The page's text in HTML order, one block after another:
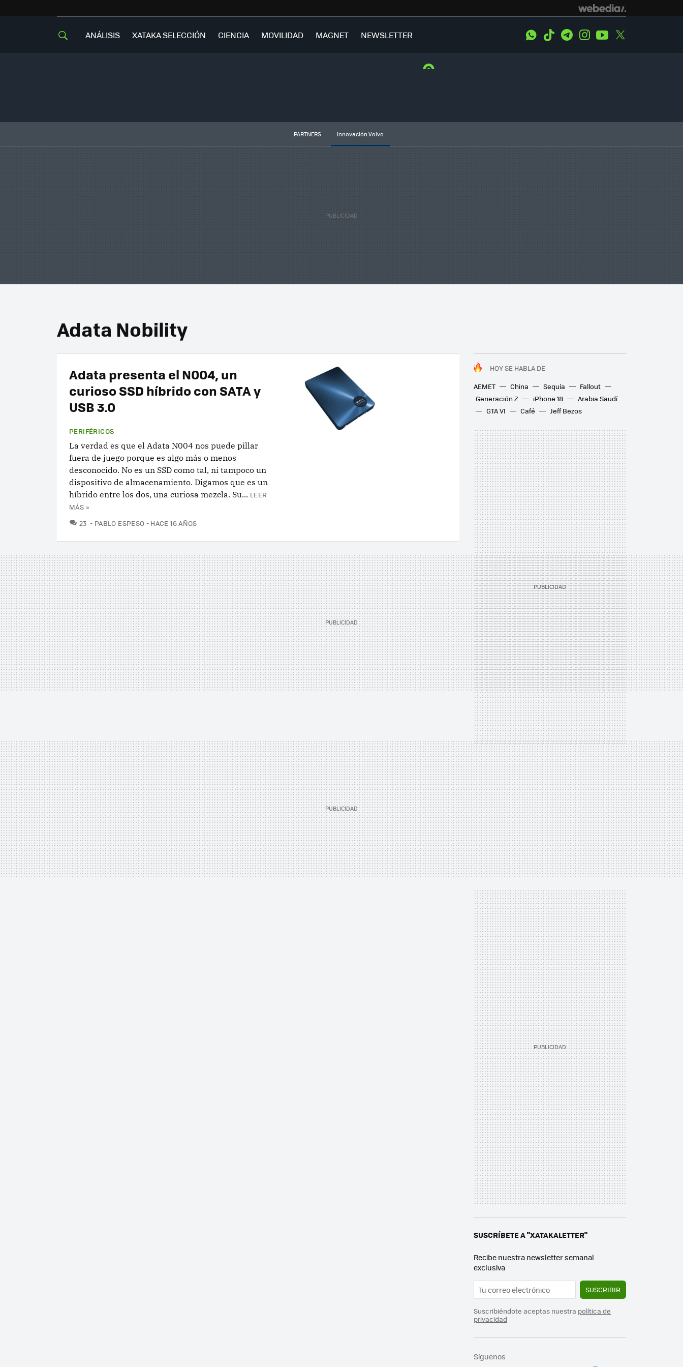
ANÁLISIS XATAKA SELECCIÓN CIENCIA MOVILIDAD MAGNET NEWSLETTER WhatsApp
Tiktok TelegramInstagramYoutube
PARTNERS Innovación Volvo
Adata Nobility
HOY SE HABLA DE
AEMET
China Sequía
Fallout
Generación Z
iPhone 18
Arabia Saudí
GTA VI
Café Jeff Bezos
Adata presenta el N004, un
curioso SSD híbrido con SATA y
USB 3.0
PERIFÉRICOS
La verdad es que el Adata N004 nos puede pillar
fuera de juego porque es algo más o menos
desconocido. No es un SSD como tal, ni tampoco un
dispositivo de almacenamiento. Digamos que es un
híbrido entre los dos, una curiosa mezcla. Su... LEER
MÁS »
23 COMENTARIOS
PABLO ESPESO HACE 16 AÑOS
SUSCRÍBETE A "XATAKALETTER"
Recibe nuestra newsletter semanal
exclusiva
SUSCRIBIR
Suscribiéndote aceptas nuestra política de
privacidad
Síguenos